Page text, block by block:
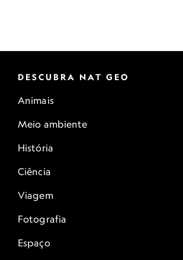
DESCUBRA NAT GEO
Animais
Meio ambiente
História
Ciência
Viagem
Fotografia
Espaço